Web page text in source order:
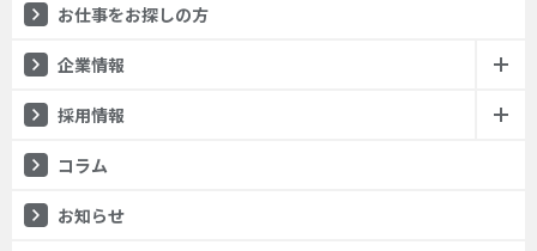
お仕事をお探しの方
企業情報
採用情報
コラム
お知らせ